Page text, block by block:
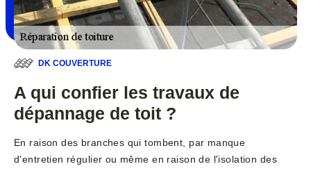
DK COUVERTURE
A qui confier les travaux de
dépannage de toit ?
En raison des branches qui tombent, par manque
d'entretien régulier ou même en raison de l'isolation des